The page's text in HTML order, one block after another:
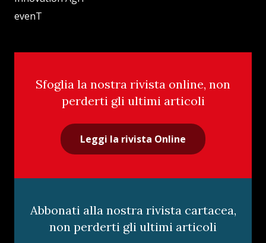
evenT
Sfoglia la nostra rivista online, non
perderti gli ultimi articoli
Leggi la rivista Online
Abbonati alla nostra rivista cartacea,
non perderti gli ultimi articoli